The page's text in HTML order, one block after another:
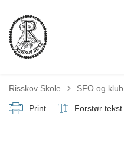
Risskov Skole Tilbage til
SFO og klub
Print Forstør tekst